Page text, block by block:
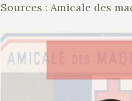
Sources : Amicale des